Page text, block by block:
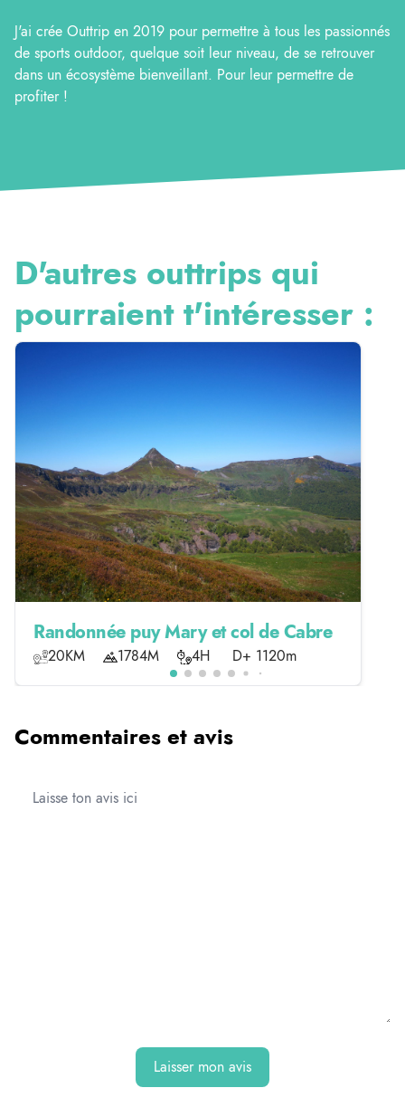
J'ai crée Outtrip en 2019 pour permettre à tous les passionnés
de sports outdoor, quelque soit leur niveau, de se retrouver
dans un écosystème bienveillant. Pour leur permettre de
profiter !
D'autres outtrips qui
pourraient t'intéresser :
Randonnée puy Mary et col de Cabre
20KM 1784M 4H D+ 1120m
Commentaires et avis
Laisser mon avis